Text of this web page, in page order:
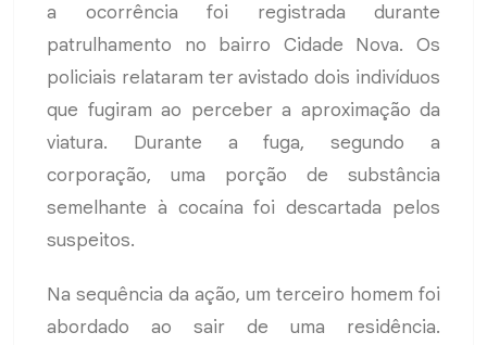
a ocorrência foi registrada durante
patrulhamento no bairro Cidade Nova. Os
policiais relataram ter avistado dois indivíduos
que fugiram ao perceber a aproximação da
viatura. Durante a fuga, segundo a
corporação, uma porção de substância
semelhante à cocaína foi descartada pelos
suspeitos.
Na sequência da ação, um terceiro homem foi
abordado ao sair de uma residência.